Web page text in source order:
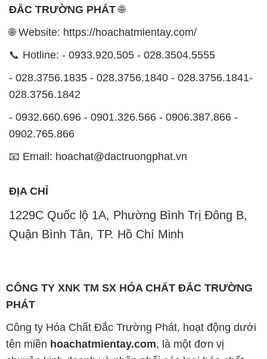
ĐẮC TRƯỜNG PHÁT🌐
🌐 Website: https://hoachatmientay.com/
📞 Hotline: - 0933.920.505 - 028.3504.5555
- 028.3756.1835 - 028.3756.1840 - 028.3756.1841-
028.3756.1842
- 0932.660.696 - 0901.326.566 - 0906.387.866 -
0902.765.866
📧 Email: hoachat@dactruongphat.vn
ĐỊA CHỈ
1229C Quốc lộ 1A, Phường Bình Trị Đông B,
Quận Bình Tân, TP. Hồ Chí Minh
CÔNG TY XNK TM SX HÓA CHẤT ĐẮC TRƯỜNG
PHÁT
Công ty Hóa Chất Đắc Trường Phát, hoạt động dưới
tên miền hoachatmientay.com, là một đơn vị